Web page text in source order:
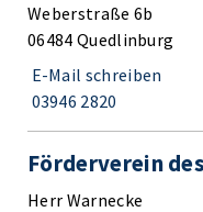
Weberstraße 6b
06484 Quedlinburg
E-Mail schreiben
03946 2820
Förderverein
Herr Warnecke